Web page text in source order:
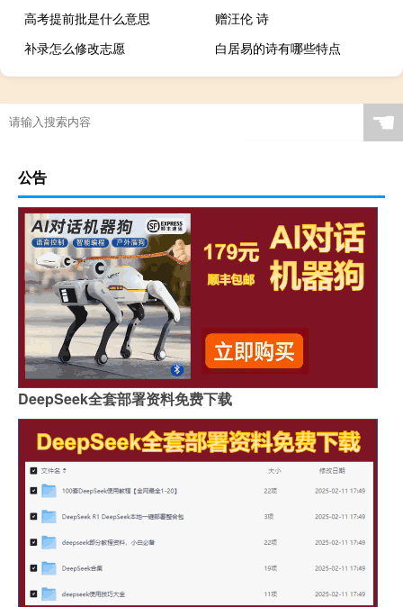
高考提前批是什么意思
赠汪伦 诗
补录怎么修改志愿
白居易的诗有哪些特点
☚
公告
DeepSeek全套部署资料免费下载